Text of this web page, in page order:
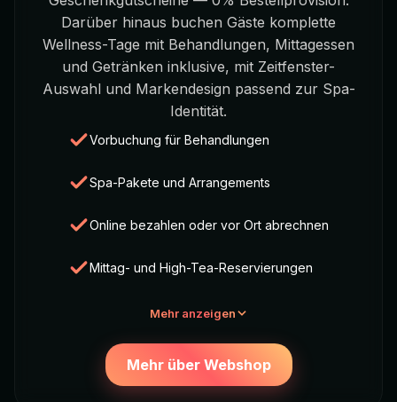
Darüber hinaus buchen Gäste komplette
Wellness-Tage mit Behandlungen, Mittagessen
und Getränken inklusive, mit Zeitfenster-
Auswahl und Markendesign passend zur Spa-
Identität.
Vorbuchung für Behandlungen
Spa-Pakete und Arrangements
Online bezahlen oder vor Ort abrechnen
Mittag- und High-Tea-Reservierungen
Mehr anzeigen
Mehr über Webshop